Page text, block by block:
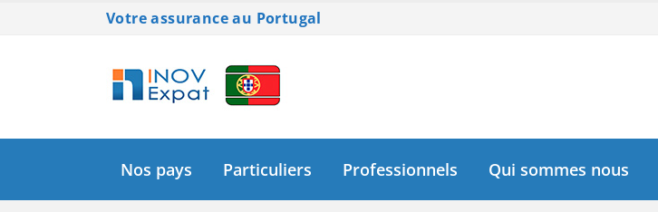
Votre assurance au Portugal
Nos pays Particuliers Professionnels Qui sommes nous